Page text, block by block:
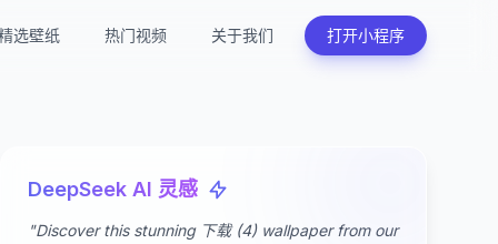
选壁纸 热门视频 关于我们 打开小程序
DeepSeek AI 灵感
"Discover this stunning 下载 (4) wallpaper from our